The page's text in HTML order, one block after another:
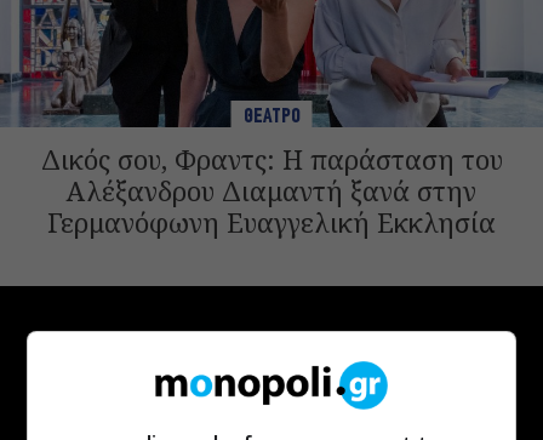
ΘΕΑΤΡΟ
Δικός σου, Φραντς: Η παράσταση του
Αλέξανδρου Διαμαντή ξανά στην
Γερμανόφωνη Ευαγγελική Εκκλησία